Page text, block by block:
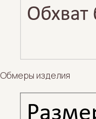
Обмеры изделия